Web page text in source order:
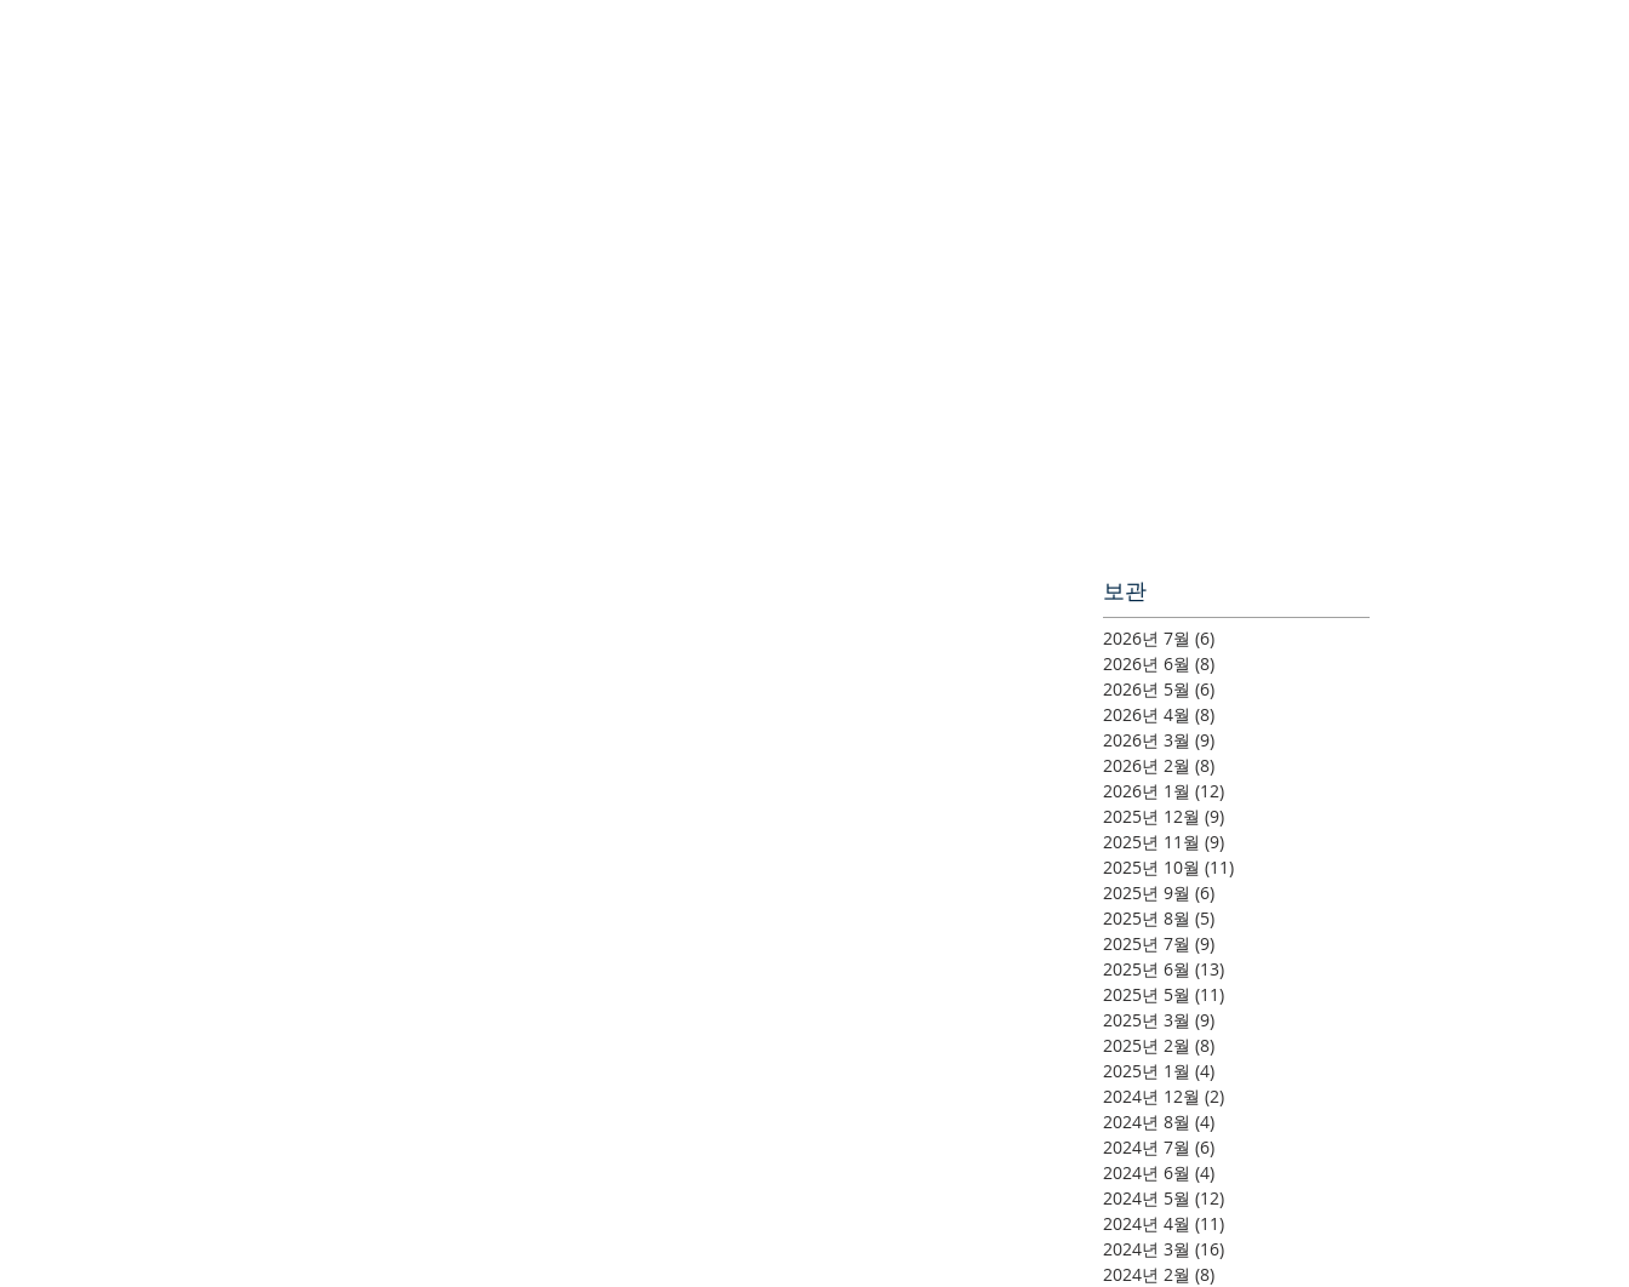
보관
2026년 7월 (6)
2026년 6월 (8)
2026년 5월 (6)
2026년 4월 (8)
2026년 3월 (9)
2026년 2월 (8)
2026년 1월 (12)
2025년 12월 (9)
2025년 11월 (9)
2025년 10월 (11)
2025년 9월 (6)
2025년 8월 (5)
2025년 7월 (9)
2025년 6월 (13)
2025년 5월 (11)
2025년 3월 (9)
2025년 2월 (8)
2025년 1월 (4)
2024년 12월 (2)
2024년 8월 (4)
2024년 7월 (6)
2024년 6월 (4)
2024년 5월 (12)
2024년 4월 (11)
2024년 3월 (16)
2024년 2월 (8)